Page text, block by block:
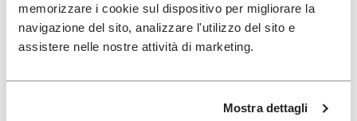
memorizzare i cookie sul dispositivo per migliorare la
navigazione del sito, analizzare l'utilizzo del sito e
assistere nelle nostre attività di marketing.
Mostra dettagli
CHF 199.00
+ 4 couleurs
CHF 209.00
Add to wishlist
Add